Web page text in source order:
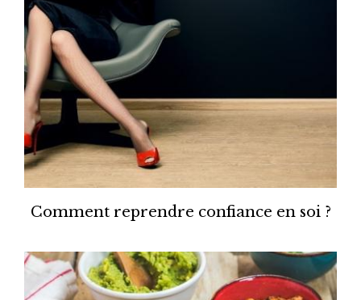
Comment reprendre confiance en soi ?